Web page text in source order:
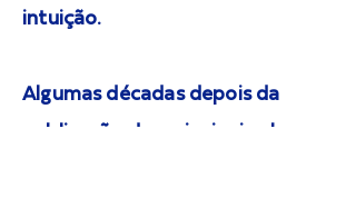
intuição.
Algumas décadas depois da